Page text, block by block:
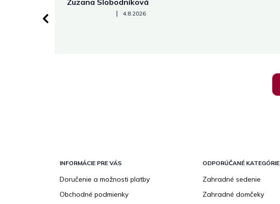
Zuzana Slobodníková
Hodnotenie obchodu je 5 z 5 hviezdičiek.
| 4.8.2026
INFORMÁCIE PRE VÁS
Doručenie a možnosti platby
Obchodné podmienky
ODPORÚČANÉ KATEGÓRIE
Zahradné sedenie
Zahradné domčeky